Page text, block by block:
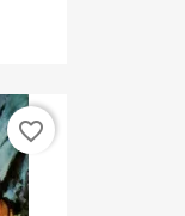
favorite_border